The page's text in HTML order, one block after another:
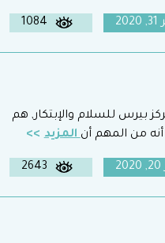
1084
بيرس للسلام والإبتكار, هم
المزيد
2643